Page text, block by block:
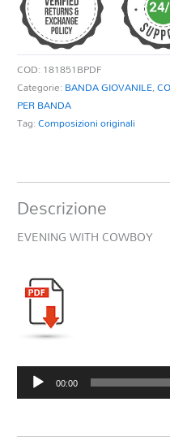
COD: 181851BPDF
Categorie: BANDA GIOVANILE,
PER BANDA
Tag:Composizioni originali
Descrizione
EVENING WITH COWBOY
Audio
Player
00:00